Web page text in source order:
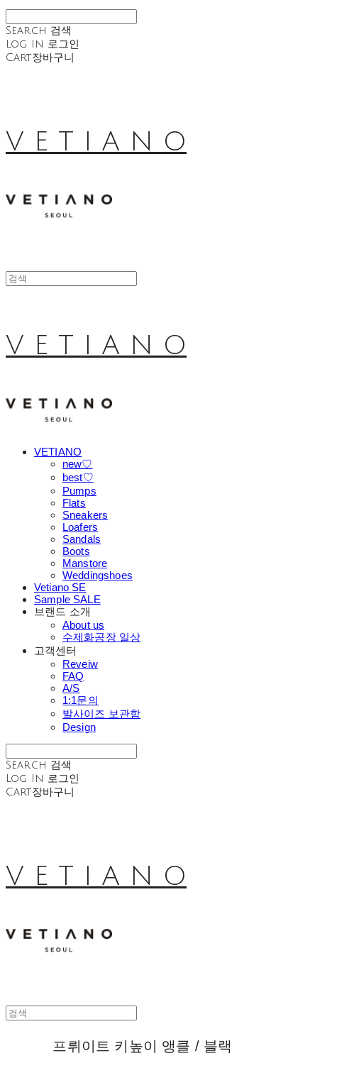
Search 검색
Log In 로그인
Cart장바구니
V E T I A N O
V E T I A N O
VETIANO
new♡
best♡
Pumps
Flats
Sneakers
Loafers
Sandals
Boots
Manstore
Weddingshoes
Vetiano SE
Sample SALE
브랜드 소개
About us
수제화공장 일상
고객센터
Reveiw
FAQ
A/S
1:1문의
발사이즈 보관함
Design
Search 검색
Log In 로그인
Cart장바구니
V E T I A N O
프뤼이트 키높이 앵클 / 블랙